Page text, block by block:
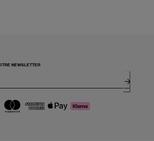
NEWSLETTER